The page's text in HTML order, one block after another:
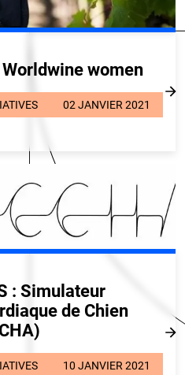
women
02 JANVIER 2021
: Simulateur
de Chien
10 JANVIER 2021